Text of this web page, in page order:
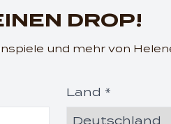
DROP!
und mehr von
Land *